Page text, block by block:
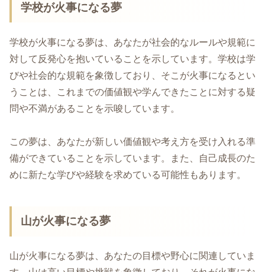
学校が火事になる夢
学校が火事になる夢は、あなたが社会的なルールや規範に
対して反発心を抱いていることを示しています。学校は学
びや社会的な規範を象徴しており、そこが火事になるとい
うことは、これまでの価値観や学んできたことに対する疑
問や不満があることを示唆しています。
この夢は、あなたが新しい価値観や考え方を受け入れる準
備ができていることを示しています。また、自己成長のた
めに新たな学びや経験を求めている可能性もあります。
山が火事になる夢
山が火事になる夢は、あなたの目標や野心に関連していま